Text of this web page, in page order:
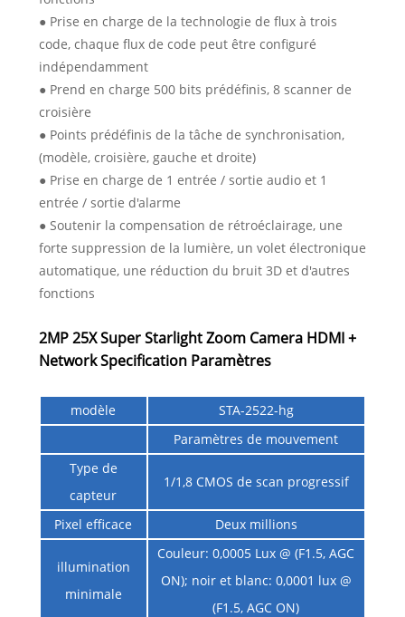
● Prise en charge de la technologie de flux à trois
code, chaque flux de code peut être configuré
indépendamment
● Prend en charge 500 bits prédéfinis, 8 scanner de
croisière
● Points prédéfinis de la tâche de synchronisation,
(modèle, croisière, gauche et droite)
● Prise en charge de 1 entrée / sortie audio et 1
entrée / sortie d'alarme
● Soutenir la compensation de rétroéclairage, une
forte suppression de la lumière, un volet électronique
automatique, une réduction du bruit 3D et d'autres
fonctions
2MP 25X Super Starlight Zoom Camera HDMI +
Network Specification Paramètres
modèle
STA-2522-hg
Paramètres de mouvement
Type de
capteur
1/1,8 CMOS de scan progressif
Pixel efficace Deux millions
illumination
minimale
Couleur: 0,0005 Lux @ (F1.5, AGC
ON); noir et blanc: 0,0001 lux @
(F1.5, AGC ON)